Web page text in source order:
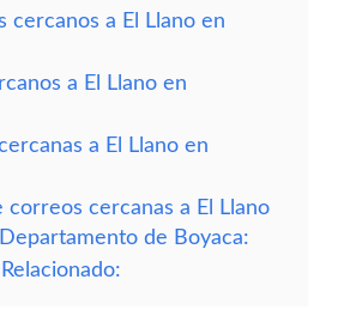
cercanos a El Llano en
a El Llano en
a El Llano en
correos cercanas a El Llano
de Boyaca: